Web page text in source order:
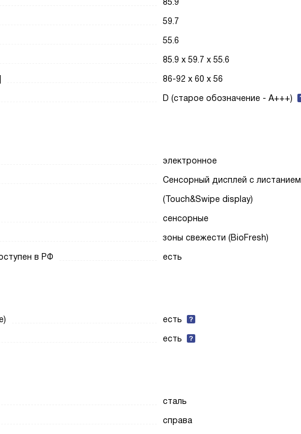
59.7
55.6
85.9 х 59.7 х 55.6
86-92 х 60 х 56
D (старое обозначение - A+++)
электронное
Сенсорный дисплей с листанием
(Touch&Swipe display)
сенсорные
зоны свежести (BioFresh)
в РФ
есть
есть
есть
сталь
справа